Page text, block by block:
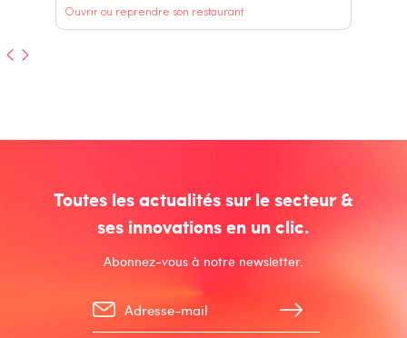
Ouvrir ou reprendre son restaurant
Toutes les actualités sur le secteur &
ses innovations en un clic.
Abonnez-vous à notre newsletter.